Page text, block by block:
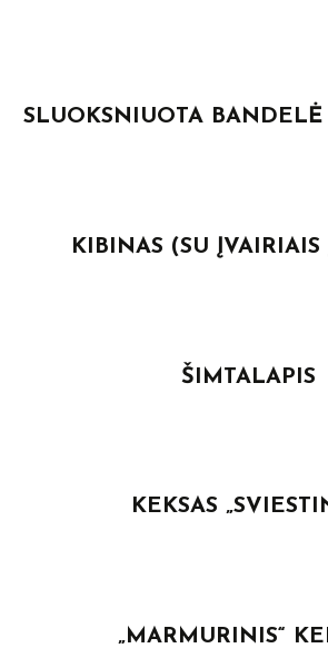
SLUOKSNIUOTA BANDELĖ
KIBINAS (SU ĮVAIRIAIS
ŠIMTALAPIS
KEKSAS
„MARMURINIS“